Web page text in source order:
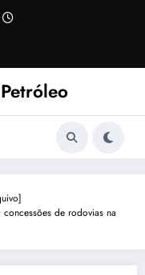
de rodovias na